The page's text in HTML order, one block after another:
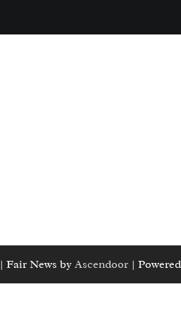
| Fair News by Ascendoor |